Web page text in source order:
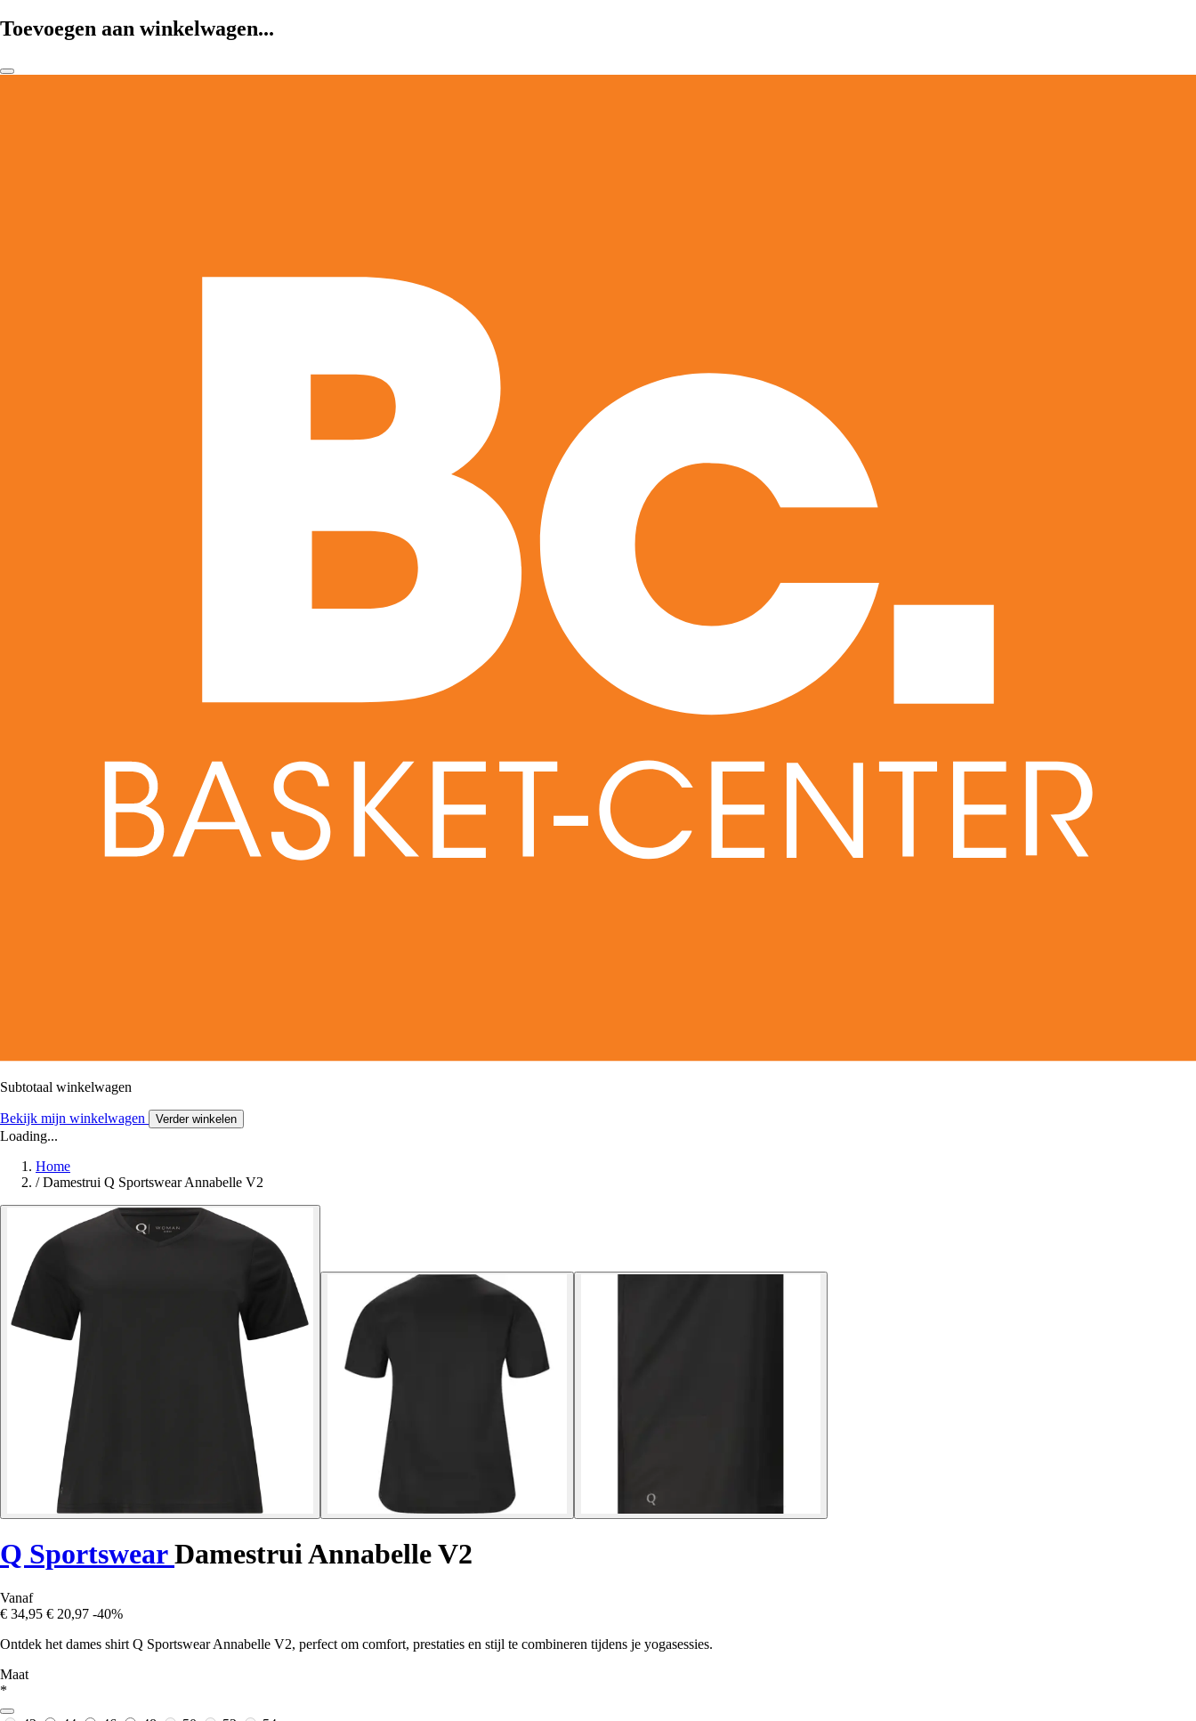
Toevoegen aan winkelwagen...
Subtotaal winkelwagen
Bekijk mijn winkelwagen Verder winkelen
Loading...
Home
/ Damestrui Q Sportswear Annabelle V2
Q SportswearDamestrui Annabelle V2
Vanaf
€ 34,95 € 20,97 -40%
Ontdek het dames shirt Q Sportswear Annabelle V2, perfect om comfort, prestaties en stijl te combineren tijdens je yogasessies.
Maat
*